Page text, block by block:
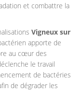
et combattre la
Vigneux sur
apporte de
au cœur des
le travail
de bactéries
de dégrader les